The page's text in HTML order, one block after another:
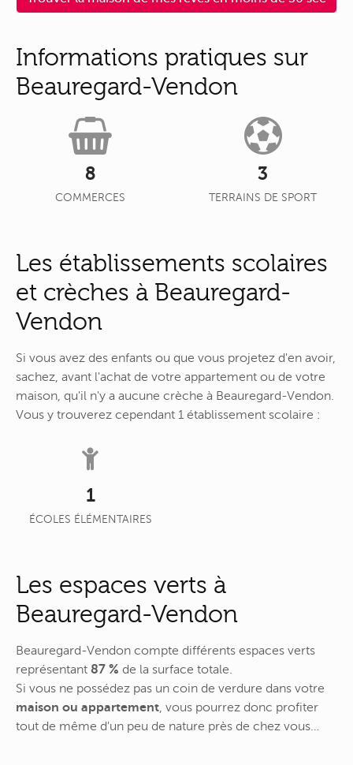
Informations pratiques sur
Beauregard-Vendon
8
COMMERCES
3
TERRAINS DE SPORT
Les établissements scolaires
et crèches à Beauregard-
Vendon
Si vous avez des enfants ou que vous projetez d'en avoir,
sachez, avant l'achat de votre appartement ou de votre
maison, qu'il n'y a aucune crèche à Beauregard-Vendon.
Vous y trouverez cependant 1 établissement scolaire :
1
ÉCOLES ÉLÉMENTAIRES
Les espaces verts à
Beauregard-Vendon
Beauregard-Vendon compte différents espaces verts
représentant 87 % de la surface totale.
Si vous ne possédez pas un coin de verdure dans votre
maison ou appartement, vous pourrez donc profiter
tout de même d'un peu de nature près de chez vous…